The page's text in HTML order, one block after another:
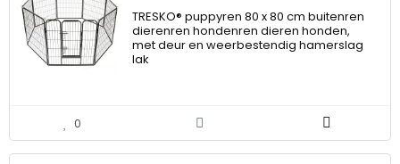
TRESKO® puppyren 80 x 80 cm buitenren
dierenren hondenren dieren honden,
met deur en weerbestendig hamerslag
lak
0